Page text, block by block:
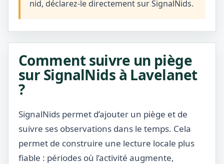
nid, déclarez-le directement sur SignalNids.
Comment suivre un piège
sur SignalNids à Lavelanet
?
SignalNids permet d’ajouter un piège et de
suivre ses observations dans le temps. Cela
permet de construire une lecture locale plus
fiable : périodes où l’activité augmente,